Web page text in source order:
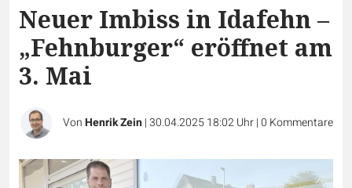
Neuer Imbiss in Idafehn –
„Fehnburger“ eröffnet am
3. Mai
VonHenrik Zein|30.04.2025 18:02 Uhr|0 Kommentare